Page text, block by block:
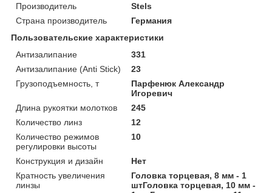
Производитель
Stels
Страна производитель
Германия
Пользовательские характеристики
Антизалипание
331
Антизалипание (Anti Stick)
23
Грузоподъемность, т
Парфенюк Александр
Игоревич
Длина рукоятки молотков
245
Количество линз
12
Количество режимов
регулировки высоты
10
Конструкция и дизайн
Нет
Кратность увеличения
линзы
Головка торцевая, 8 мм - 1
штГоловка торцевая, 10 мм -